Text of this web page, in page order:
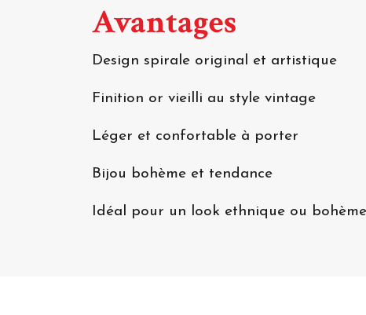
Avantages
Design spirale original et artistique
Finition or vieilli au style vintage
Léger et confortable à porter
Bijou bohème et tendance
Idéal pour un look ethnique ou